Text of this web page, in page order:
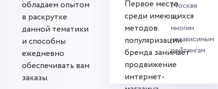
Москве
по
многим
независимым
рейтингам
обладаем опытом
в раскрутке
данной тематики
и способны
ежедневно
обеспечивать вам
заказы.
Первое место
среди имеющихся
методов
популяризации
бренда занимает
продвижение
интернет-